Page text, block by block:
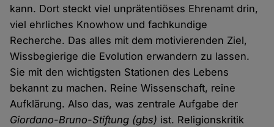
kann. Dort steckt viel unprätentiöses Ehrenamt drin,
viel ehrliches Knowhow und fachkundige
Recherche. Das alles mit dem motivierenden Ziel,
Wissbegierige die Evolution erwandern zu lassen.
Sie mit den wichtigsten Stationen des Lebens
bekannt zu machen. Reine Wissenschaft, reine
Aufklärung. Also das, was zentrale Aufgabe der
Giordano-Bruno-Stiftung (gbs) ist. Religionskritik